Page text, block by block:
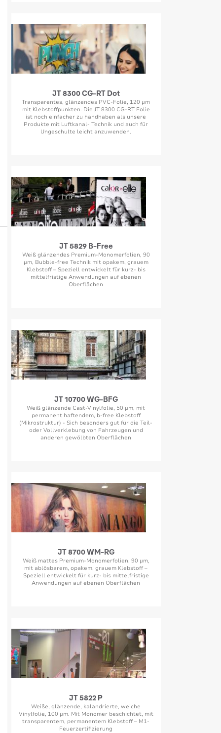
JT 8300 CG-RT Dot
Transparentes, glänzendes PVC-Folie, 120 µm
mit Klebstoffpunkten. Die JT 8300 CG-RT Folie
ist noch einfacher zu handhaben als unsere
Produkte mit Luftkanal- Technik und auch für
Ungeschulte leicht anzuwenden.
JT 5829 B-Free
Weiß glänzendes Premium-Monomerfolien, 90
µm, Bubble-free Technik mit opakem, grauem
Klebstoff – Speziell entwickelt für kurz- bis
mittelfristige Anwendungen auf ebenen
Oberflächen
JT 10700 WG-BFG
Weiß glänzende Cast-Vinylfolie, 50 µm, mit
permanent haftendem, b-free Klebstoff
(Mikrostruktur) - Sich besonders gut für die Teil-
oder Vollverklebung von Fahrzeugen und
anderen gewölbten Oberflächen
JT 8700 WM-RG
Weiß mattes Premium-Monomerfolien, 90 µm,
mit ablösbarem, opakem, grauem Klebstoff –
Speziell entwickelt für kurz- bis mittelfristige
Anwendungen auf ebenen Oberflächen
JT 5822 P
Weiße, glänzende, kalandrierte, weiche
Vinylfolie, 100 µm. Mit Monomer beschichtet, mit
transparentem, permanentem Klebstoff – M1-
Feuerzertifizierung